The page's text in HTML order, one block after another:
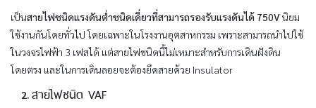
เป็นสายไฟชนิดแรงดันต่ำชนิดเดี่ยวที่สามารถรองรับแรงดันได้ 750Vนิยม
ใช้งานกันโดยทั่วไป โดยเฉพาะในโรงงานอุตสาหกรรม เพราะสามารถนำไปใช้
ในวงจรไฟฟ้า 3 เฟสได้ แต่สายไฟชนิดนี้ไม่เหมาะสำหรับการเดินฝังดิน
โดยตรง และในการเดินลอยจะต้องยึดสายด้วย Insulator
สายไฟชนิด VAF